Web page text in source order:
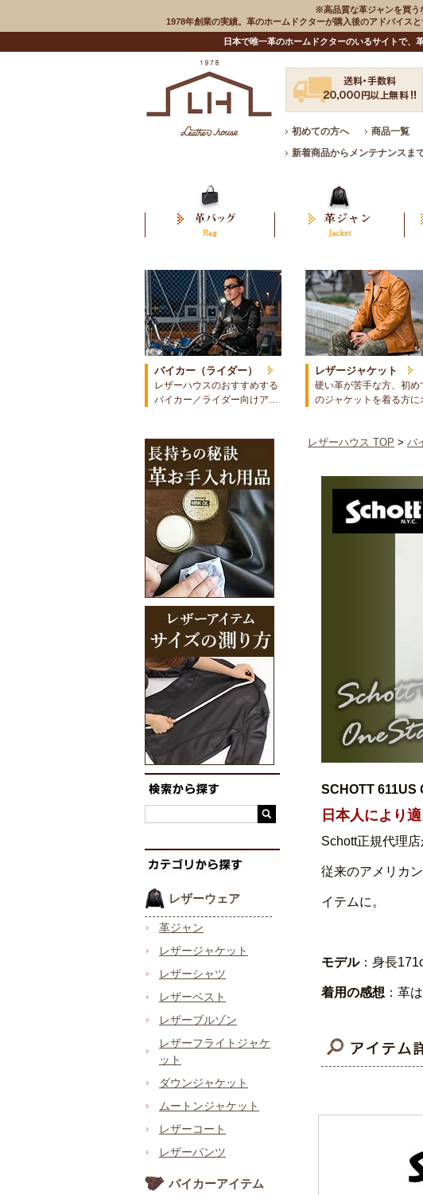
※高品質な革ジャンを買う
1978年創業の実績。革のホームドクターが購入後のアドバイス
日本で唯一革のホームドクターのいるサイトで、
初めての方へ 商品一覧
新着商品からメンテナンスま
バイカー（ライダー）
レザーハウスのおすすめする
バイカー／ライダー向けア…
レザージャケット
硬い革が苦手な方、初め
のジャケットを着る方
レザーウェア
革ジャン
レザージャケット
レザーシャツ
レザーベスト
レザーブルゾン
レザーフライトジャケ
ット
ダウンジャケット
ムートンジャケット
レザーコート
レザーパンツ
バイカーアイテム
レザーハウス TOP > バ
SCHOTT 611US
日本人により
Schott正規代理
従来のアメリカ
イテムに。
モデル：身長
着用の感想 ：革